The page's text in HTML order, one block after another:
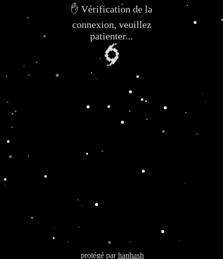
✋ Vérification de la
connexion, veuillez
patienter...
🌀
protégé parhaphash